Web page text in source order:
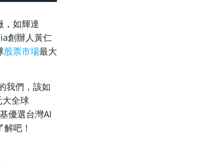
，如輝達
創辦人黃仁
股票市場最大
我們，該如
全球
優選台灣AI
吧！